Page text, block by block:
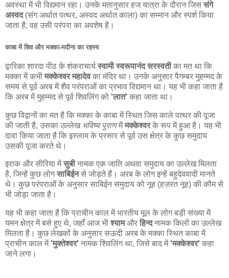
अवस्था में भी विद्यमान रहा। उनके मतानुसार हज यात्रा के दौरान जिससंगे
अस्वद(संग अर्थात पत्थर, अस्वद अर्थात काला) का सम्मान और स्पर्श किया
जाता है, वह उसी परंपरा का अवशेष है।
काबा में शिव और मक्का-मदीना का रहस्य
द्वारिका शारदा पीठ के शंकराचार्यस्वामी स्वरूपानंद सरस्वतीका मत था कि
मक्का में कभीमक्केश्वर महादेवका मंदिर था। उनके अनुसार पैगम्बर मुहम्मद के
समय से पूर्व अरब में शैव परंपराओं का प्रभाव विद्यमान था। यह भी कहा जाता है
कि अरब में मुहम्मद से पूर्व शिवलिंग को 'लात' कहा जाता था।
कुछ विद्वानों का मत है कि मक्का के काबा में स्थित जिस काले पत्थर की पूजा
की जाती है, उसका उल्लेख भविष्य पुराणमेंमक्केश्वरके रूप में हुआ है। यह भी
दावा किया जाता है कि इस्लाम के प्रसार से पूर्व उस क्षेत्र के कुछ समुदाय
उसकी पूजा करते थे।
इराक और सीरिया मेंसुबीनामक एक जाति अथवा समुदाय का उल्लेख मिलता
है, जिन्हें कुछ लोगसाबिईनसे जोड़ते हैं। अरब के लोग इन्हें बहुदेववादी मानते
थे। कुछ परंपराओं के अनुसार साबिईन समुदाय को नूह (हज़रत नूह) की कौम से
भी जोड़ा जाता है।
यह भी कहा जाता है कि प्राचीन काल में भारतीय मूल के लोग बड़ी संख्या में
यमन क्षेत्र में बसे हुए थे, जहाँ आज भीश्यामऔरहिन्दनामक किलों का उल्लेख
मिलता है। कुछ लेखकों के अनुसार सऊदी अरब के मक्का स्थित काबा में
प्राचीन काल में 'मुक्तेश्वर' नामक शिवलिंग था, जिसे बाद में 'मक्केश्वर' कहा
जाने लगा।